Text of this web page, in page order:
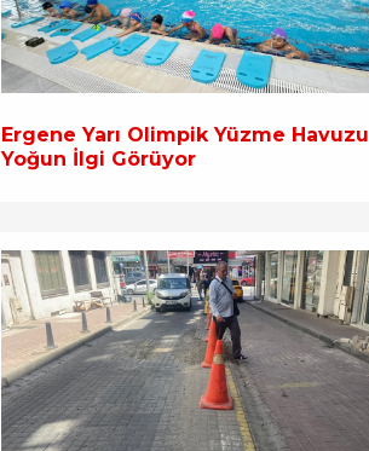
Ergene Yarı Olimpik Yüzme Havuzu
Yoğun İlgi Görüyor